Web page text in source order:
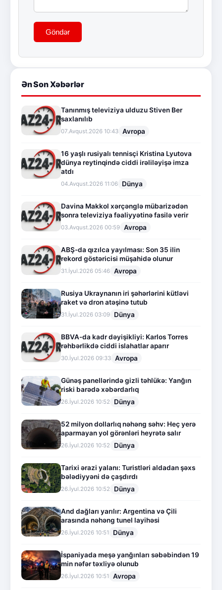
Göndər
Ən Son Xəbərlər
Tanınmış televiziya ulduzu Stiven Ber
saxlanılıb
07.Avqust.2026 10:43 Avropa
16 yaşlı rusiyalı tennisçi Kristina Lyutova
dünya reytinqində ciddi irəliləyişə imza
atdı
04.Avqust.2026 11:06 Dünya
Davina Makkol xərçənglə mübarizədən
sonra televiziya fəaliyyətinə fasilə verir
03.Avqust.2026 00:59 Avropa
ABŞ-da qızılca yayılması: Son 35 ilin
rekord göstəricisi müşahidə olunur
31.İyul.2026 05:46 Avropa
Rusiya Ukraynanın iri şəhərlərini kütləvi
raket və dron atəşinə tutub
31.İyul.2026 03:09 Dünya
BBVA-da kadr dəyişikliyi: Karlos Torres
rəhbərlikdə ciddi islahatlar aparır
30.İyul.2026 09:33 Avropa
Günəş panellərində gizli təhlükə: Yanğın
riski barədə xəbərdarlıq
26.İyul.2026 10:52 Dünya
52 milyon dollarlıq nəhəng səhv: Heç yerə
aparmayan yol görənləri heyrətə salır
26.İyul.2026 10:52 Dünya
Tarixi ərazi yalanı: Turistləri aldadan şəxs
bələdiyyəni də çaşdırdı
26.İyul.2026 10:52 Dünya
And dağları yarılır: Argentina və Çili
arasında nəhəng tunel layihəsi
26.İyul.2026 10:51 Dünya
İspaniyada meşə yanğınları səbəbindən 19
min nəfər təxliyə olunub
26.İyul.2026 10:51 Avropa